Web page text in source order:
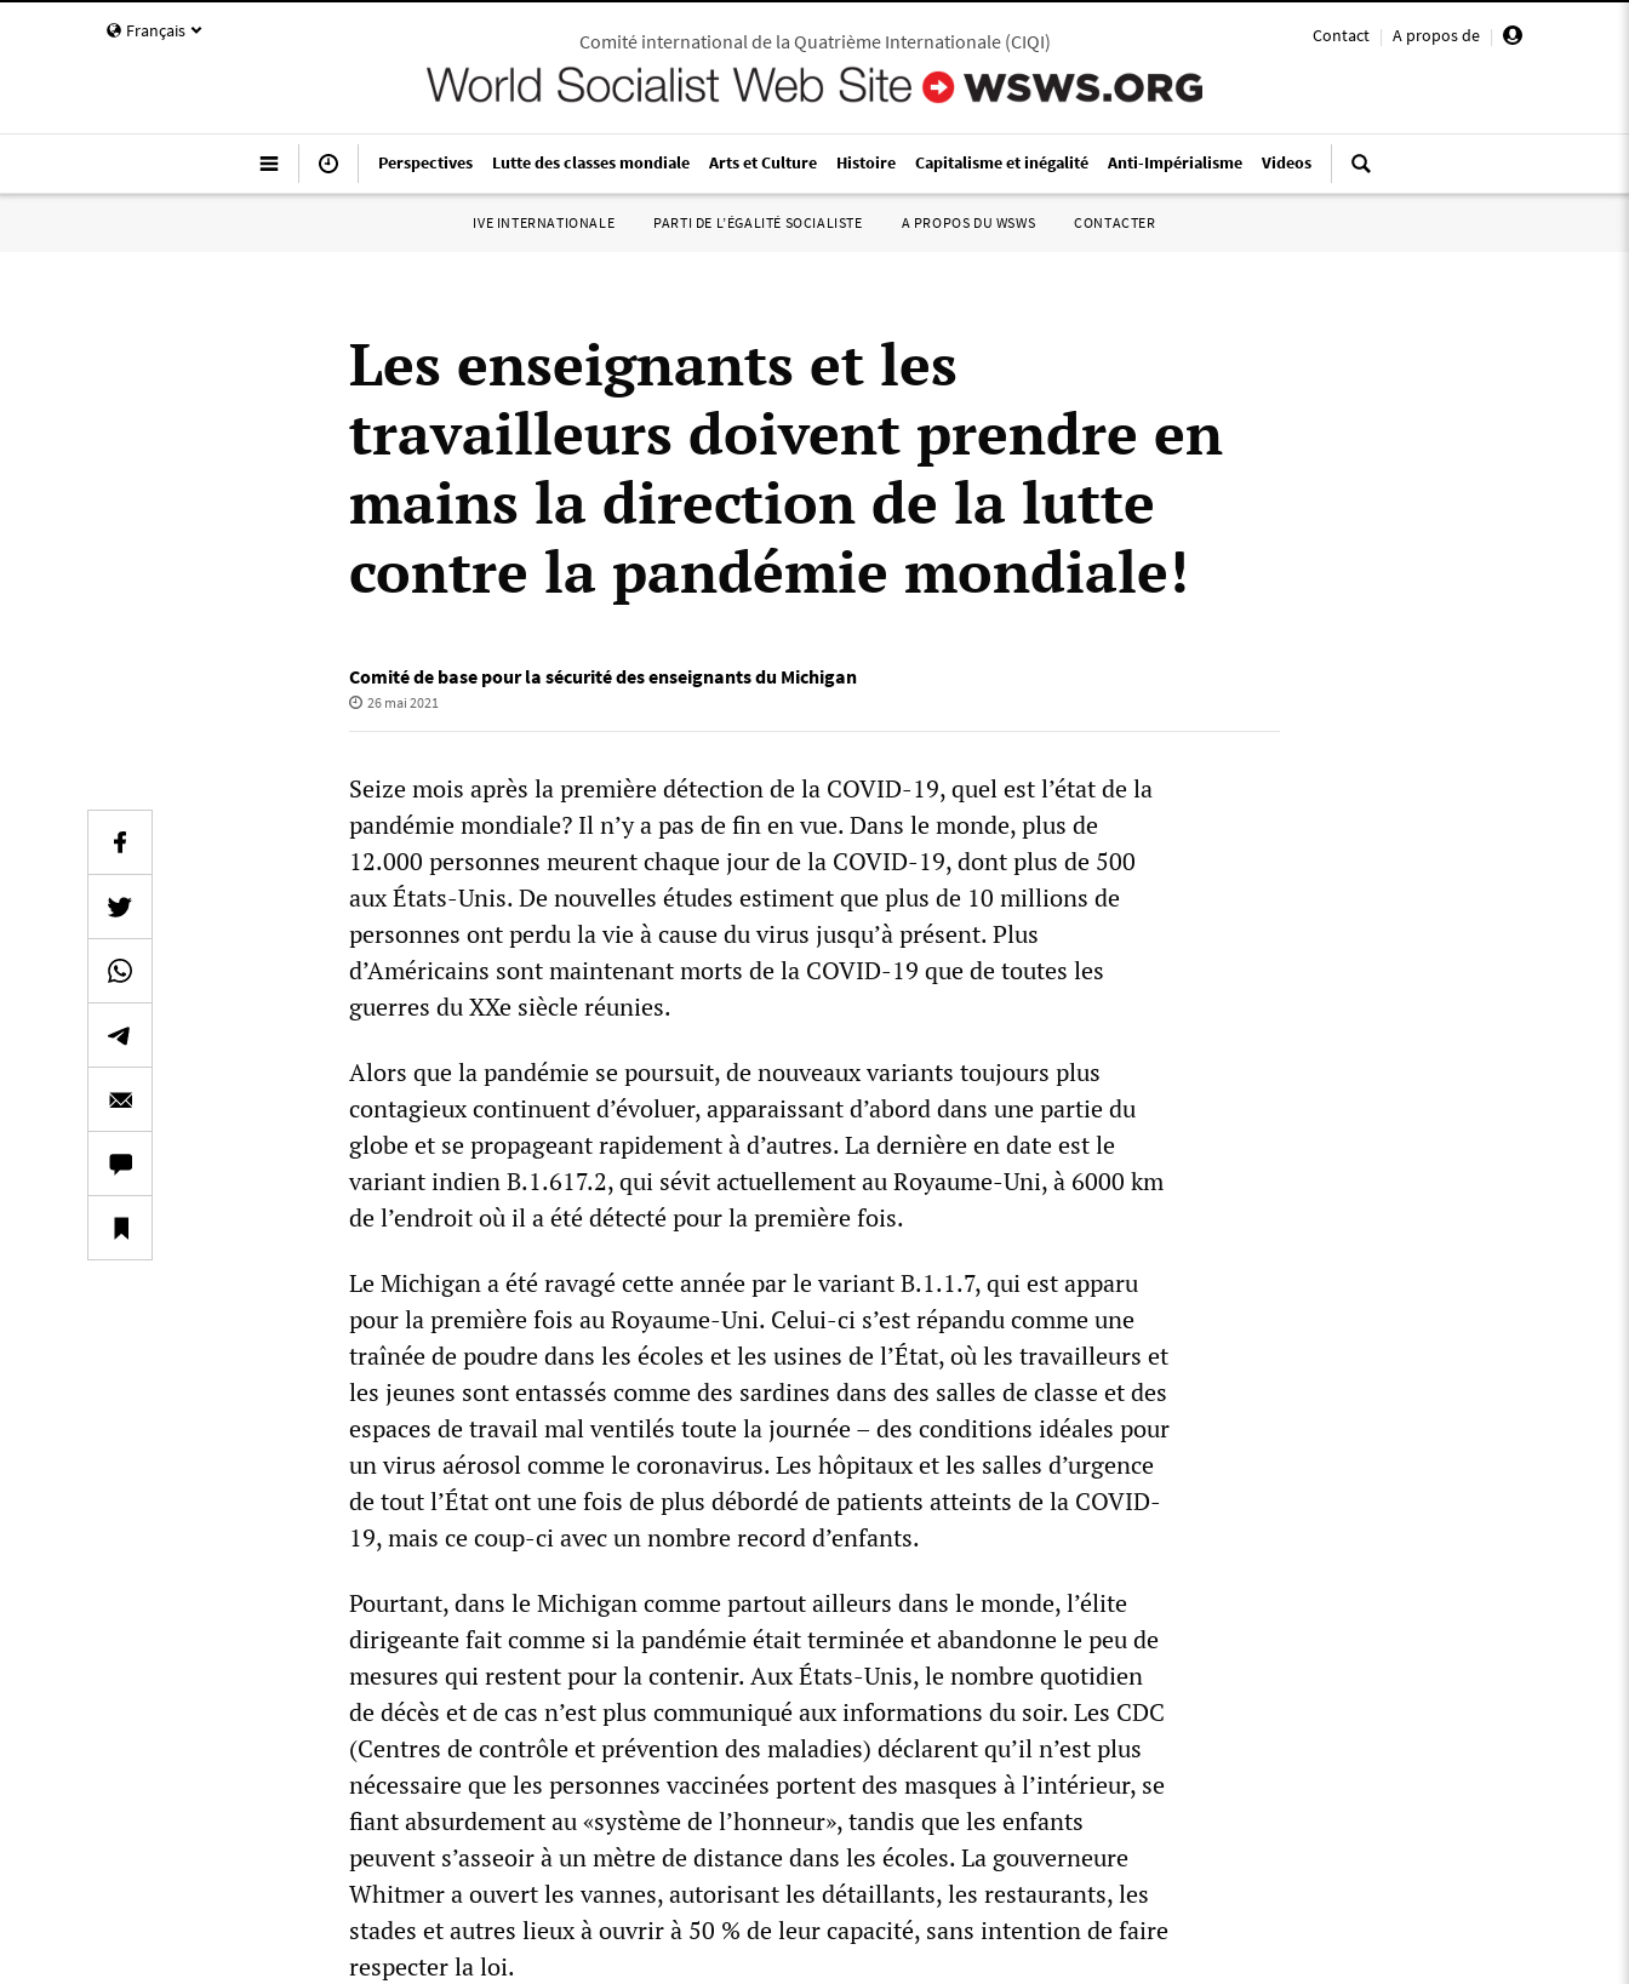
Français Contact | A propos de |
Comité international de la Quatrième Internationale(CIQI)
Perspectives Lutte des classes mondiale Arts et Culture Histoire Capitalisme et inégalité Anti-Impérialisme Videos
IVE INTERNATIONALE PARTI DE L’ÉGALITÉ SOCIALISTE A PROPOS DU WSWS CONTACTER
Les enseignants et les
travailleurs doivent prendre en
mains la direction de la lutte
contre la pandémie mondiale!
Comité de base pour la sécurité des enseignants du Michigan
26 mai 2021
Seize mois après la première détection de la COVID-19, quel est l’état de la
pandémie mondiale? Il n’y a pas de fin en vue. Dans le monde, plus de
12.000 personnes meurent chaque jour de la COVID-19, dont plus de 500
aux États-Unis. De nouvelles études estiment que plus de 10 millions de
personnes ont perdu la vie à cause du virus jusqu’à présent. Plus
d’Américains sont maintenant morts de la COVID-19 que de toutes les
guerres du XXe siècle réunies.
Alors que la pandémie se poursuit, de nouveaux variants toujours plus
contagieux continuent d’évoluer, apparaissant d’abord dans une partie du
globe et se propageant rapidement à d’autres. La dernière en date est le
variant indien B.1.617.2, qui sévit actuellement au Royaume-Uni, à 6000 km
de l’endroit où il a été détecté pour la première fois.
Le Michigan a été ravagé cette année par le variant B.1.1.7, qui est apparu
pour la première fois au Royaume-Uni. Celui-ci s’est répandu comme une
traînée de poudre dans les écoles et les usines de l’État, où les travailleurs et
les jeunes sont entassés comme des sardines dans des salles de classe et des
espaces de travail mal ventilés toute la journée – des conditions idéales pour
un virus aérosol comme le coronavirus. Les hôpitaux et les salles d’urgence
de tout l’État ont une fois de plus débordé de patients atteints de la COVID-
19, mais ce coup-ci avec un nombre record d’enfants.
Pourtant, dans le Michigan comme partout ailleurs dans le monde, l’élite
dirigeante fait comme si la pandémie était terminée et abandonne le peu de
mesures qui restent pour la contenir. Aux États-Unis, le nombre quotidien
de décès et de cas n’est plus communiqué aux informations du soir. Les CDC
(Centres de contrôle et prévention des maladies) déclarent qu’il n’est plus
nécessaire que les personnes vaccinées portent des masques à l’intérieur, se
fiant absurdement au «système de l’honneur», tandis que les enfants
peuvent s’asseoir à un mètre de distance dans les écoles. La gouverneure
Whitmer a ouvert les vannes, autorisant les détaillants, les restaurants, les
stades et autres lieux à ouvrir à 50 % de leur capacité, sans intention de faire
respecter la loi.